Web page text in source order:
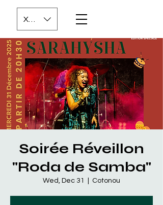
XOF (CFA)
Soirée Réveillon
"Roda de Samba"
Wed, Dec 31 Cotonou